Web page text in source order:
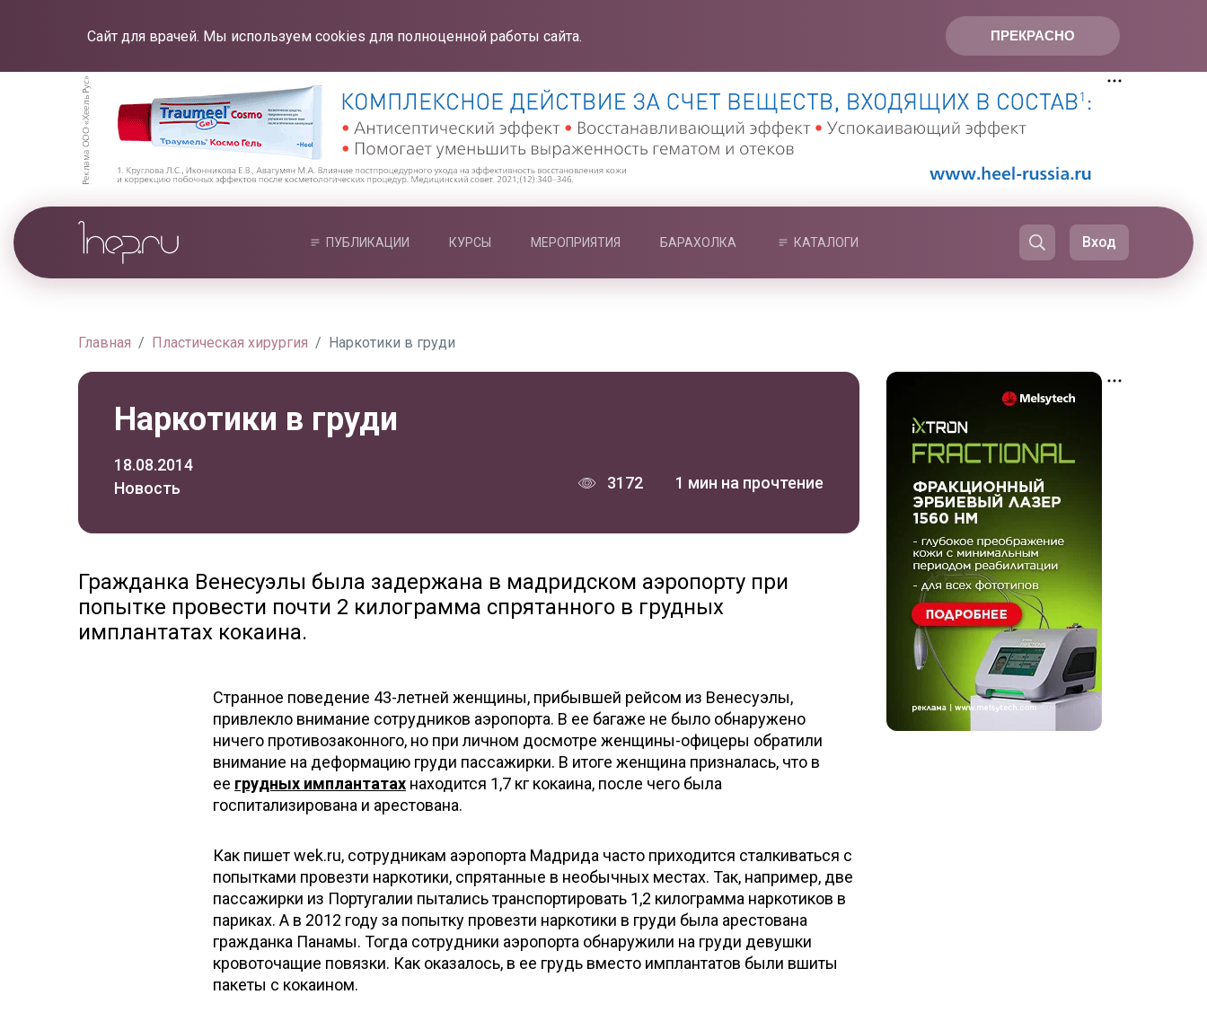
ПРЕКРАСНО
Сайт для врачей. Мы используем cookies для полноценной работы сайта.
ПУБЛИКАЦИИ КУРСЫ МЕРОПРИЯТИЯ БАРАХОЛКА КАТАЛОГИ Вход
Главная Пластическая хирургия Наркотики в груди
Наркотики в груди
18.08.2014
Новость
3172 1 мин на прочтение
Гражданка Венесуэлы была задержана в мадридском аэропорту при
попытке провести почти 2 килограмма спрятанного в грудных
имплантатах кокаина.
Странное поведение 43-летней женщины, прибывшей рейсом из Венесуэлы,
привлекло внимание сотрудников аэропорта. В ее багаже не было обнаружено
ничего противозаконного, но при личном досмотре женщины-офицеры обратили
внимание на деформацию груди пассажирки. В итоге женщина призналась, что в
ее грудных имплантатах находится 1,7 кг кокаина, после чего была
госпитализирована и арестована.
Как пишет wek.ru, сотрудникам аэропорта Мадрида часто приходится сталкиваться с
попытками провезти наркотики, спрятанные в необычных местах. Так, например, две
пассажирки из Португалии пытались транспортировать 1,2 килограмма наркотиков в
париках. А в 2012 году за попытку провезти наркотики в груди была арестована
гражданка Панамы. Тогда сотрудники аэропорта обнаружили на груди девушки
кровоточащие повязки. Как оказалось, в ее грудь вместо имплантатов были вшиты
пакеты с кокаином.